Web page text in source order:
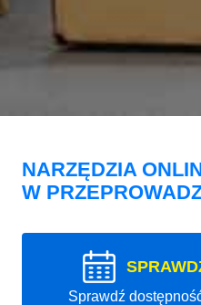
NARZĘDZIA
W
Sprawdź